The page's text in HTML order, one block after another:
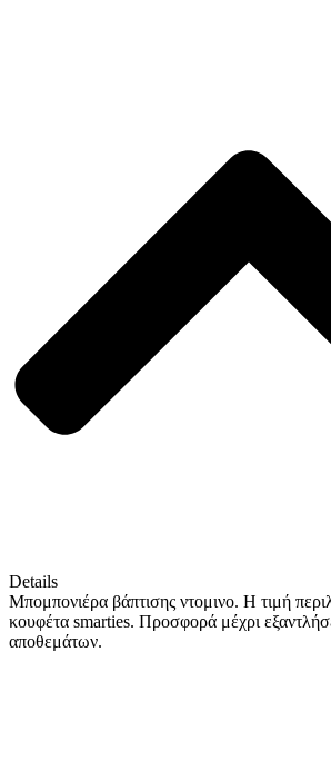
Details
Μπομπονιέρα βάπτισης ντομινο. Η τιμή
κουφέτα smarties. Προσφορά μέχρι
αποθεμάτων.